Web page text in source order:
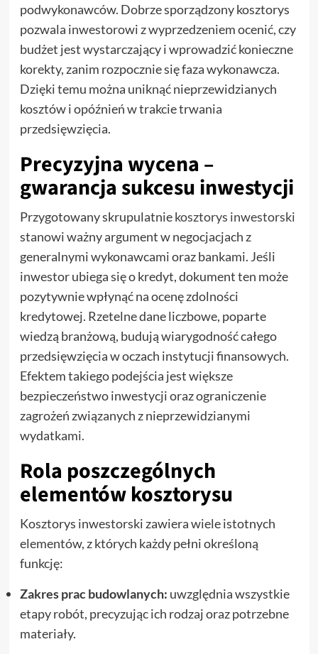
podwykonawców. Dobrze sporządzony kosztorys
pozwala inwestorowi z wyprzedzeniem ocenić, czy
budżet jest wystarczający i wprowadzić konieczne
korekty, zanim rozpocznie się faza wykonawcza.
Dzięki temu można uniknąć nieprzewidzianych
kosztów i opóźnień w trakcie trwania
przedsięwzięcia.
Precyzyjna wycena –
gwarancja sukcesu inwestycji
Przygotowany skrupulatniekosztorys inwestorski
stanowi ważny argument w negocjacjach z
generalnymi wykonawcami oraz bankami. Jeśli
inwestor ubiega się o kredyt, dokument ten może
pozytywnie wpłynąć na ocenę zdolności
kredytowej. Rzetelne dane liczbowe, poparte
wiedzą branżową, budują wiarygodność całego
przedsięwzięcia w oczach instytucji finansowych.
Efektem takiego podejścia jest większe
bezpieczeństwo inwestycji oraz ograniczenie
zagrożeń związanych z nieprzewidzianymi
wydatkami.
Rola poszczególnych
elementów kosztorysu
Kosztorys inwestorski zawiera wiele istotnych
elementów, z których każdy pełni określoną
funkcję:
Zakres prac budowlanych: uwzględnia wszystkie
etapy robót, precyzując ich rodzaj oraz potrzebne
materiały.